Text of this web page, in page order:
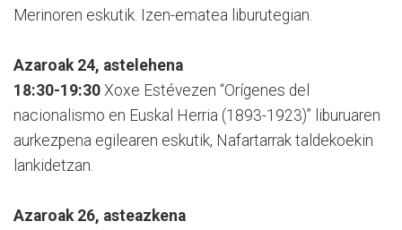
Merinoren eskutik. Izen-ematea liburutegian.
Azaroak 24, astelehena
18:30-19:30 Xoxe Estévezen “Orígenes del
nacionalismo en Euskal Herria (1893-1923)” liburuaren
aurkezpena egilearen eskutik, Nafartarrak taldekoekin
lankidetzan.
Azaroak 26, asteazkena